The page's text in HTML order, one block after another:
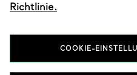
FOLGEN SIE UNS
Richtlinie.
COOKIE-